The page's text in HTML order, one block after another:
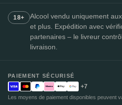
18+
Alcool vendu uniquement
et plus. Expédition avec
partenaires – le livreur
livraison.
PAIEMENT SÉCURISÉ
+7
Les moyens de paiement disponibles peuvent